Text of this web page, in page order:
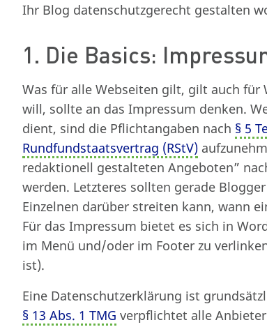
Ihr Blog datenschutzgerecht gestalten
1. Die Basics:
Was für alle Webseiten gilt, gilt auch für
will, sollte an das Impressum denken.
dient, sind die Pflichtangaben nach § 5
Rundfundstaatsvertrag (RStV)
redaktionell gestalteten Angeboten”
werden. Letzteres sollten gerade
Einzelnen darüber streiten kann, wann
Für das Impressum bietet es sich in
im Menü und/oder im Footer zu
ist).
Eine Datenschutzerklärung ist
§ 13 Abs. 1 TMG verpflichtet alle